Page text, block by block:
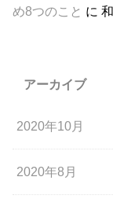
め8つのこと に
アーカイブ
2020年10月
2020年8月